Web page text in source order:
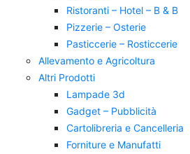
Ristoranti – Hotel – B & B
Pizzerie – Osterie
Pasticcerie – Rosticcerie
Allevamento e Agricoltura
Altri Prodotti
Lampade 3d
Gadget – Pubblicità
Cartolibreria e Cancelleria
Forniture e Manufatti